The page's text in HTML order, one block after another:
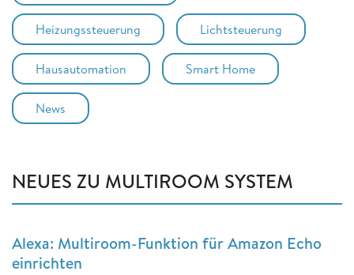
Heizungssteuerung Lichtsteuerung
Hausautomation Smart Home
News
NEUES ZU MULTIROOM SYSTEM
Alexa: Multiroom-Funktion für Amazon Echo
einrichten